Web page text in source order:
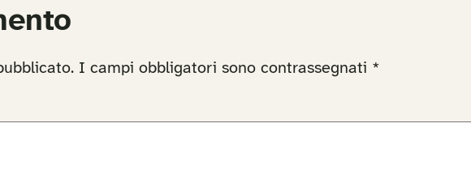
I campi obbligatori sono contrassegnati *